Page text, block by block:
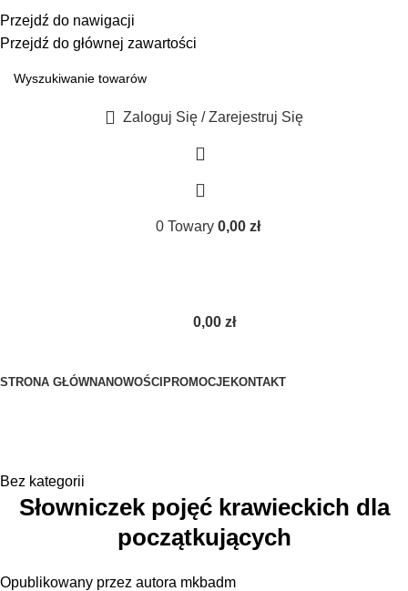
Przejdź do nawigacji
Przejdź do głównej zawartości
+48 85 653 93 55biuro@maszyny-szwalnicze.pl
Zaloguj Się / Zarejestruj Się
0 Towary 0,00 zł
0,00 zł
STRONA GŁÓWNANOWOŚCI PROMOCJEKONTAKT
Bez kategorii
Słowniczek pojęć krawieckich dla
początkujących
Opublikowany przez autora mkbadm